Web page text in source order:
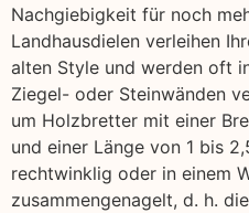
Nachgiebigkeit für noch
Landhausdielen verleihen
alten Style und werden oft
Ziegel- oder Steinwänden
um Holzbretter mit einer
und einer Länge von 1 bis
rechtwinklig oder in einem
zusammengenagelt, d. h.